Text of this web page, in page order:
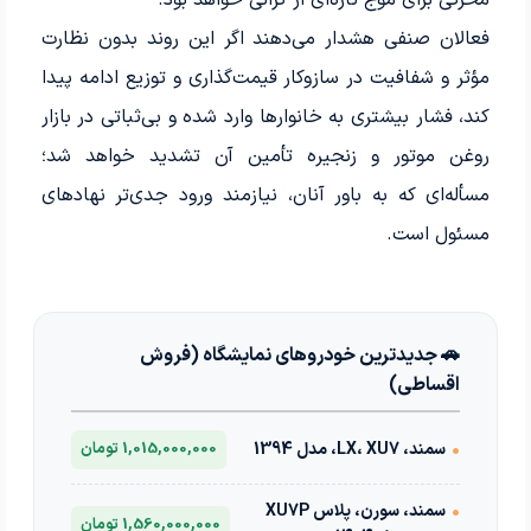
فعالان صنفی هشدار می‌دهند اگر این روند بدون نظارت
مؤثر و شفافیت در سازوکار قیمت‌گذاری و توزیع ادامه پیدا
کند، فشار بیشتری به خانوارها وارد شده و بی‌ثباتی در بازار
روغن موتور و زنجیره تأمین آن تشدید خواهد شد؛
مسأله‌ای که به باور آنان، نیازمند ورود جدی‌تر نهادهای
مسئول است.
🚗 جدیدترین خودروهای نمایشگاه (فروش
اقساطی)
• سمند، LX، XU7، مدل 1394 1,015,000,000 تومان
•
سمند، سورن، پلاس XU7P
1,560,000,000 تومان